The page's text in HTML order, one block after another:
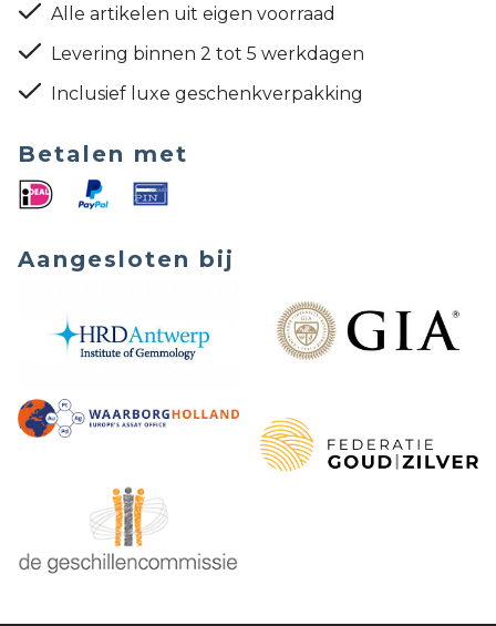
Alle artikelen uit eigen voorraad
Levering binnen 2 tot 5 werkdagen
Inclusief luxe geschenkverpakking
Betalen met
Aangesloten bij